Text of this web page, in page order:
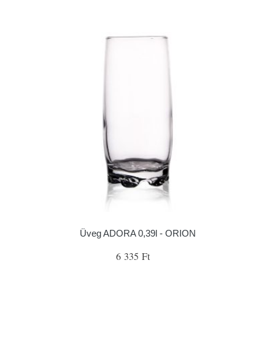
Üveg ADORA 0,39l - ORION
6 335 Ft